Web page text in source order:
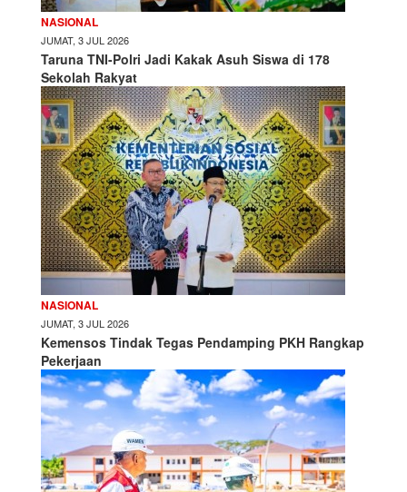
NASIONAL
JUMAT, 3 JUL 2026
Taruna TNI-Polri Jadi Kakak Asuh Siswa di 178
Sekolah Rakyat
NASIONAL
JUMAT, 3 JUL 2026
Kemensos Tindak Tegas Pendamping PKH Rangkap
Pekerjaan